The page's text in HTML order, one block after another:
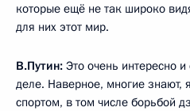
которые ещё не так широко
для них этот мир.
В.Путин: Это очень интересно
деле. Наверное, многие
спортом, в том числе борьбой